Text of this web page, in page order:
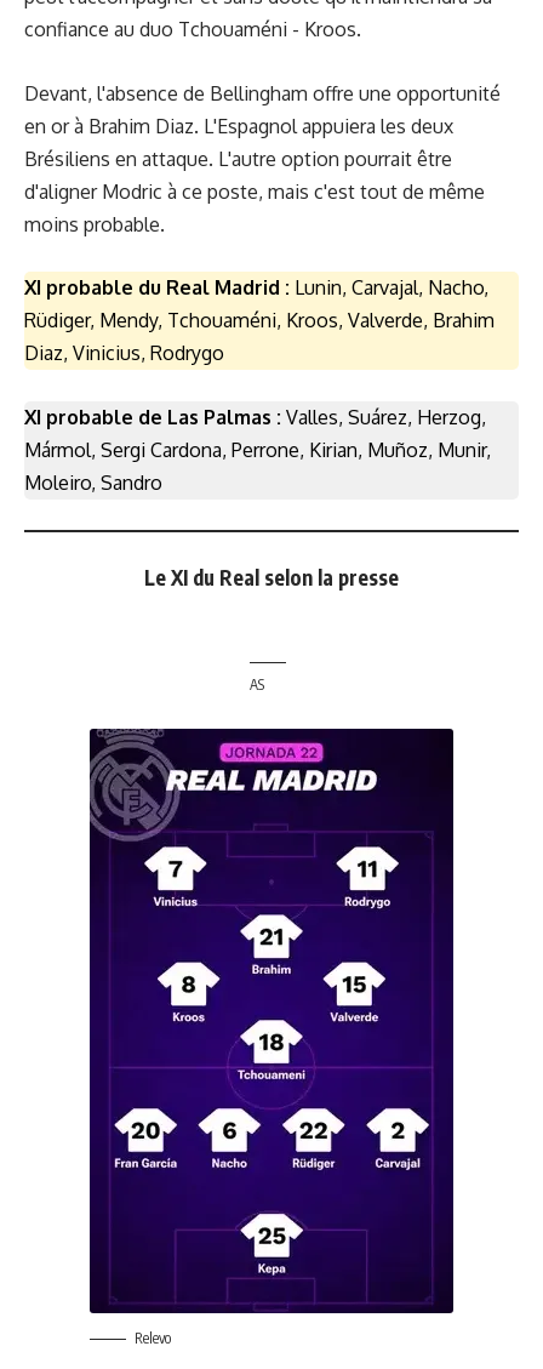
confiance au duo Tchouaméni - Kroos.
Devant, l'absence de Bellingham offre une opportunité
en or à Brahim Diaz. L'Espagnol appuiera les deux
Brésiliens en attaque. L'autre option pourrait être
d'aligner Modric à ce poste, mais c'est tout de même
moins probable.
XI probable du Real Madrid : Lunin, Carvajal, Nacho,
Rüdiger, Mendy, Tchouaméni, Kroos, Valverde, Brahim
Diaz, Vinicius, Rodrygo
XI probable de Las Palmas : Valles, Suárez, Herzog,
Mármol, Sergi Cardona, Perrone, Kirian, Muñoz, Munir,
Moleiro, Sandro
Le XI du Real selon la presse
AS
Relevo